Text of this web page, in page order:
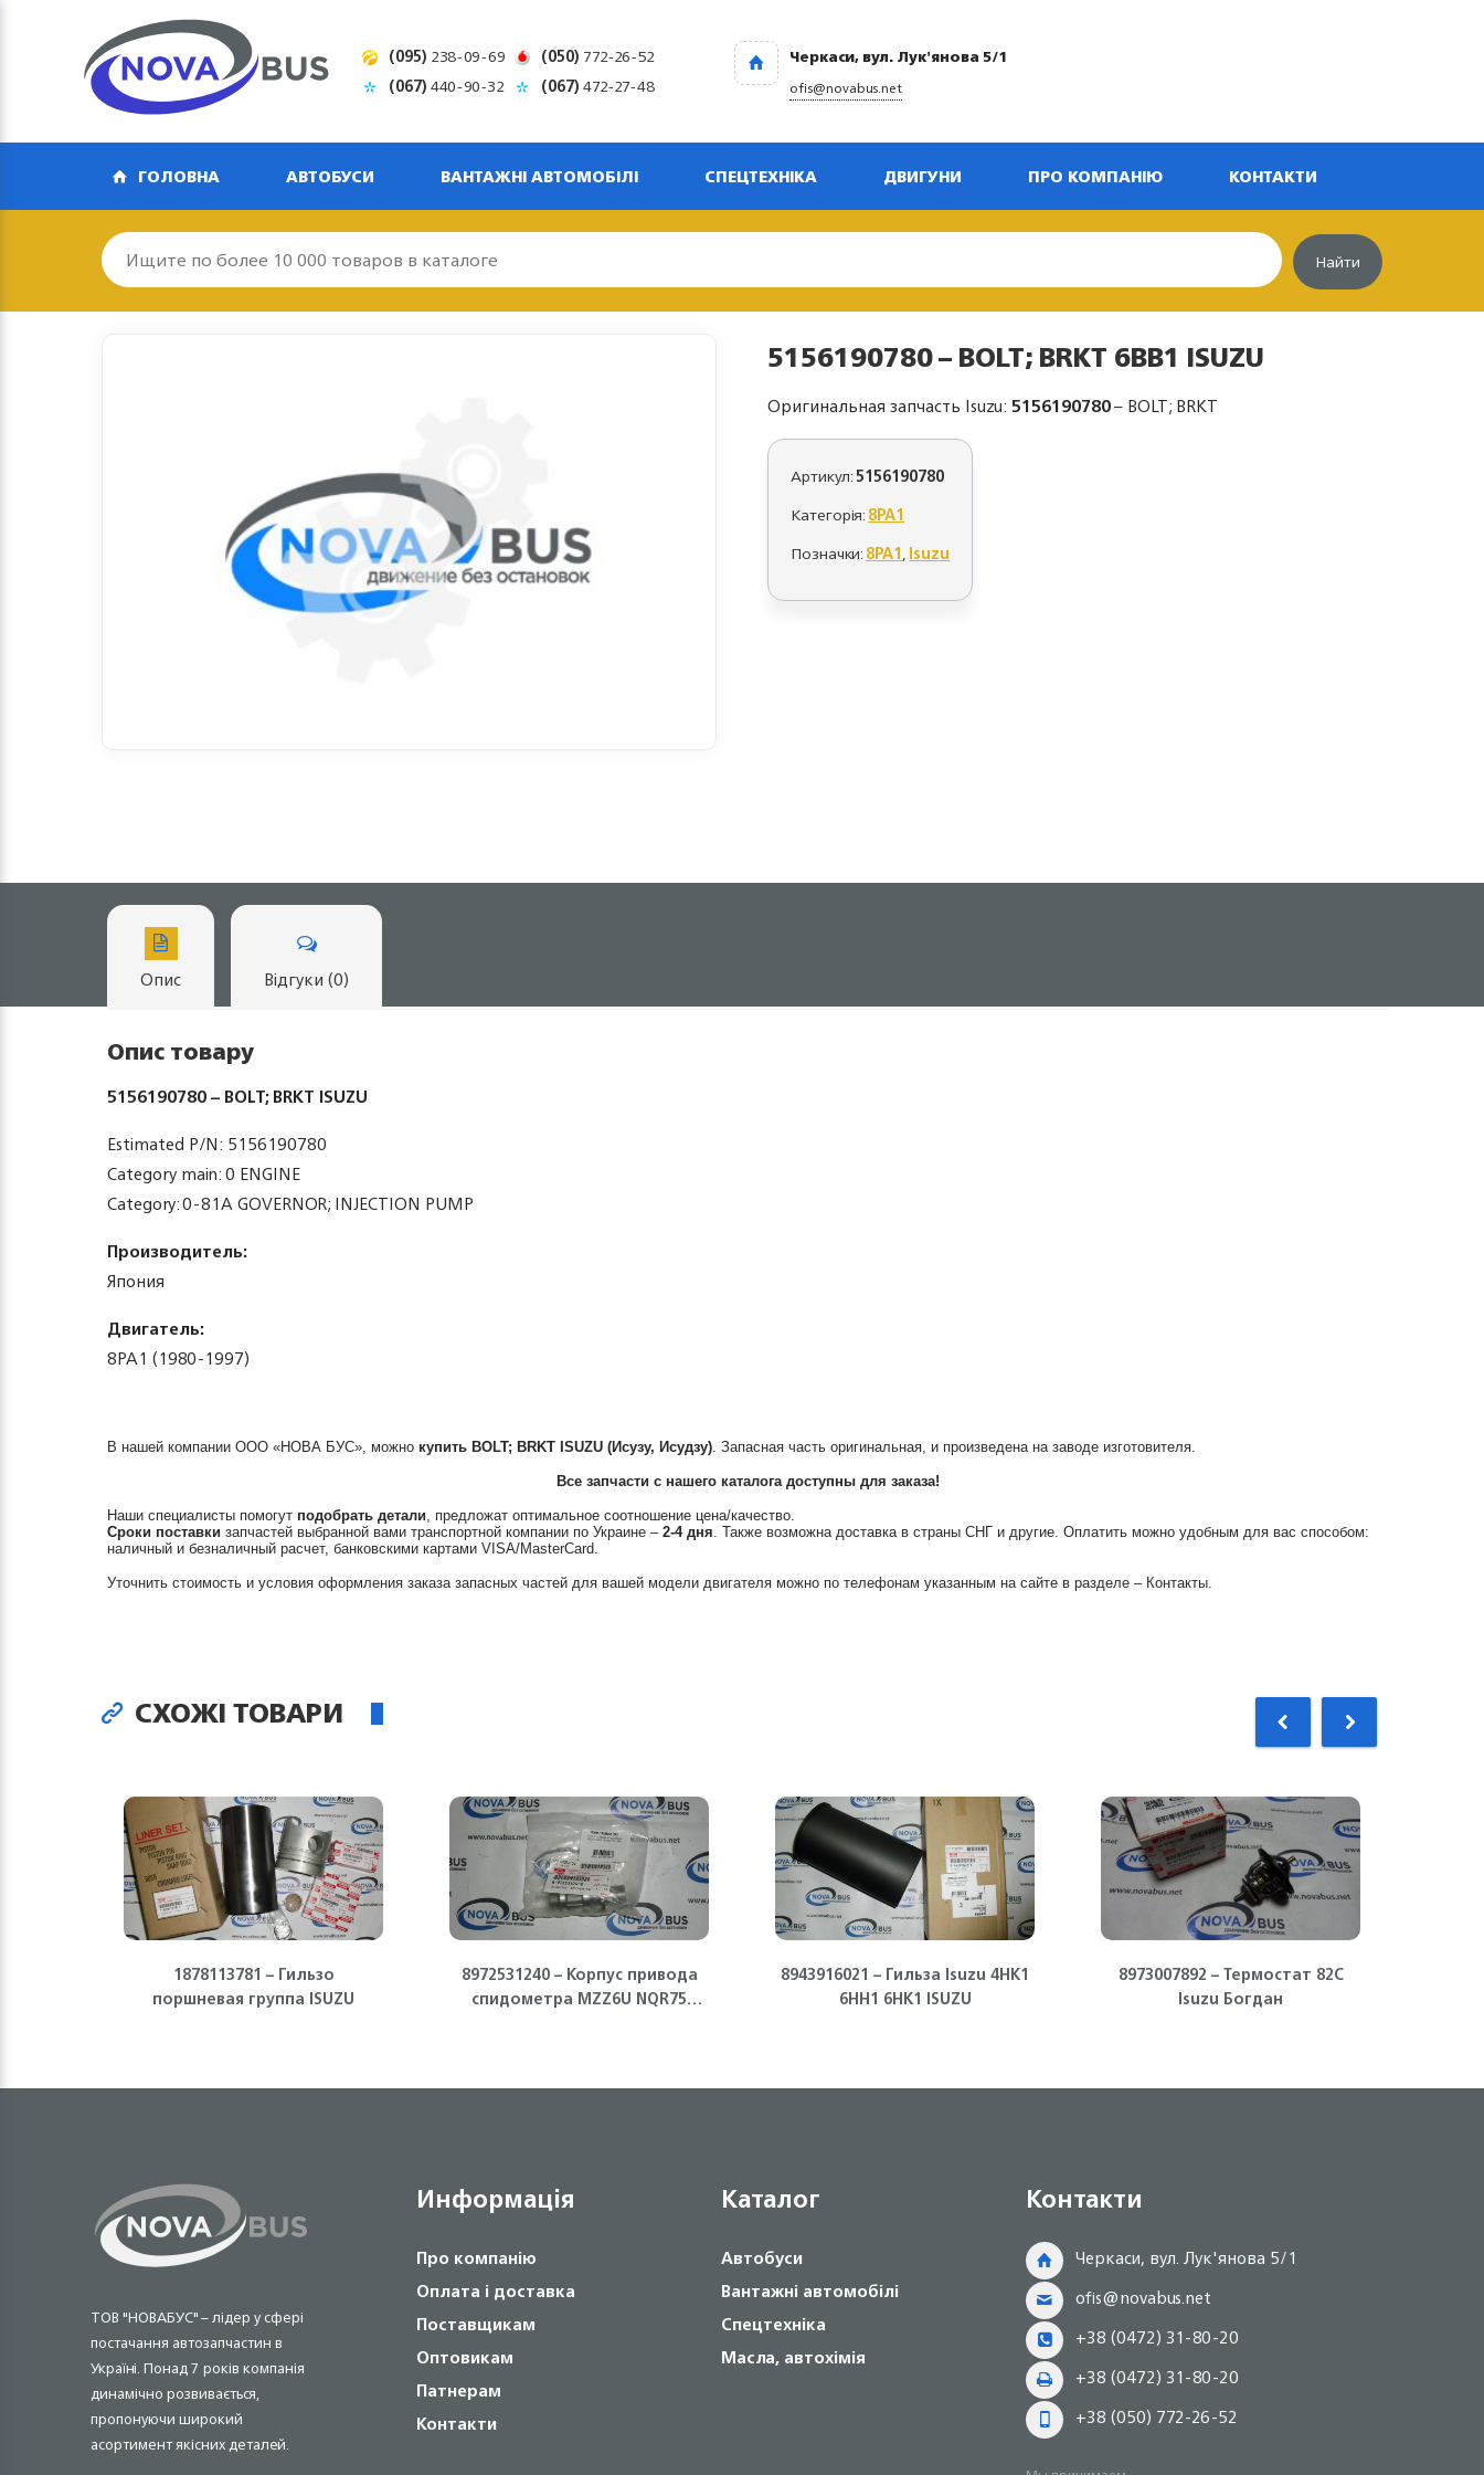
(095) 238-09-69 (050) 772-26-52
(067)440-90-32 (067)472-27-48
Черкаси, вул. Лук'янова 5/1
ofis@novabus.net
ГОЛОВНА АВТОБУСИ ВАНТАЖНІ АВТОМОБІЛІ СПЕЦТЕХНІКА ДВИГУНИ ПРО КОМПАНІЮ КОНТАКТИ
Найти
5156190780 – BOLT; BRKT 6BB1 ISUZU
Оригинальная запчасть Isuzu: 5156190780– BOLT; BRKT
Артикул:5156190780
Категорія:8PA1
Позначки:8PA1,Isuzu
Опис Відгуки (0)
Опис товару
5156190780 – BOLT; BRKT ISUZU
Estimated P/N: 5156190780
Category main: 0 ENGINE
Category: 0-81A GOVERNOR; INJECTION PUMP
Производитель:
Япония
Двигатель:
8PA1 (1980-1997)
В нашей компании ООО «НОВА БУС», можно купить BOLT; BRKT ISUZU (Исузу, Исудзу). Запасная часть оригинальная, и произведена на заводе изготовителя.
Все запчасти с нашего каталога доступны для заказа!
Наши специалисты помогут подобрать детали, предложат оптимальное соотношение цена/качество.
Сроки поставки запчастей выбранной вами транспортной компании по Украине – 2-4 дня. Также возможна доставка в страны СНГ и другие. Оплатить можно удобным для вас способом:
наличный и безналичный расчет, банковскими картами VISA/MasterCard.
Уточнить стоимость и условия оформления заказа запасных частей для вашей модели двигателя можно по телефонам указанным на сайте в разделе – Контакты.
СХОЖІ ТОВАРИ
1878113781 – Гильзо
поршневая группа ISUZU
8972531240 – Корпус привода
спидометра MZZ6U NQR75
8943916021 – Гильза Isuzu 4HK1
6HH1 6HK1 ISUZU
8973007892 – Термостат 82С
Isuzu Богдан
ТОВ "НОВАБУС" – лідер у сфері
постачання автозапчастин в
Україні. Понад 7 років компанія
динамічно розвивається,
пропонуючи широкий
асортимент якісних деталей.
Информація
Про компанію
Оплата і доставка
Поставщикам
Оптовикам
Патнерам
Контакти
Каталог
Автобуси
Вантажні автомобілі
Спецтехніка
Масла, автохімія
Контакти
Черкаси, вул. Лук'янова 5/1
ofis@novabus.net
+38 (0472) 31-80-20
+38 (0472) 31-80-20
+38 (050) 772-26-52